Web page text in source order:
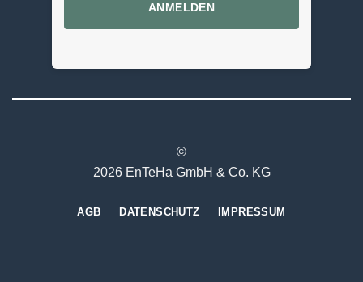
ANMELDEN
©
2026 EnTeHa GmbH & Co. KG
AGB DATENSCHUTZ IMPRESSUM